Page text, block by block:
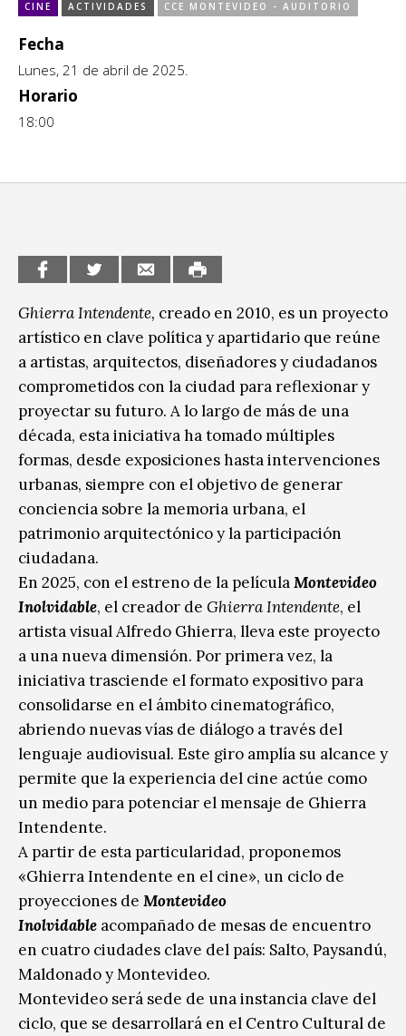
Espacio itinerante de lectura infantil
Escénicas
Exposiciones
Formación
Género y Diversidad
Música
Sin categoría
CINE ACTIVIDADES CCE MONTEVIDEO - AUDITORIO
Fecha
Lunes, 21 de abril de 2025.
Horario
18:00
Ghierra Intendente, creado en 2010, es un proyecto
artístico en clave política y apartidario que reúne
a artistas, arquitectos, diseñadores y ciudadanos
comprometidos con la ciudad para reflexionar y
proyectar su futuro. A lo largo de más de una
década, esta iniciativa ha tomado múltiples
formas, desde exposiciones hasta intervenciones
urbanas, siempre con el objetivo de generar
conciencia sobre la memoria urbana, el
patrimonio arquitectónico y la participación
ciudadana.
En 2025, con el estreno de la películaMontevideo
Inolvidable, el creador de Ghierra Intendente, el
artista visual Alfredo Ghierra, lleva este proyecto
a una nueva dimensión. Por primera vez, la
iniciativa trasciende el formato expositivo para
consolidarse en el ámbito cinematográfico,
abriendo nuevas vías de diálogo a través del
lenguaje audiovisual. Este giro amplía su alcance y
permite que la experiencia del cine actúe como
un medio para potenciar el mensaje de Ghierra
Intendente.
A partir de esta particularidad, proponemos
«Ghierra Intendente en el cine», un ciclo de
proyecciones de Montevideo
Inolvidable acompañado de mesas de encuentro
en cuatro ciudades clave del país: Salto, Paysandú,
Maldonado y Montevideo.
Montevideo será sede de una instancia clave del
ciclo, que se desarrollará en el Centro Cultural de